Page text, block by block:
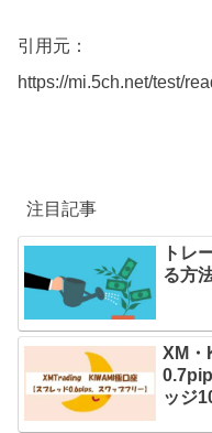
引用元：
https://mi.5ch.net/test/
注目記事
トレ
る方
XM・
ッジ